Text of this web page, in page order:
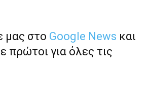
μας στο Google News και
πρώτοι για όλες τις